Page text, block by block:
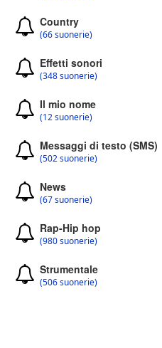
Country
(66 suonerie)
Effetti sonori
(348 suonerie)
Il mio nome
(12 suonerie)
Messaggi di testo (SMS)
(502 suonerie)
News
(67 suonerie)
Rap-Hip hop
(980 suonerie)
Strumentale
(506 suonerie)